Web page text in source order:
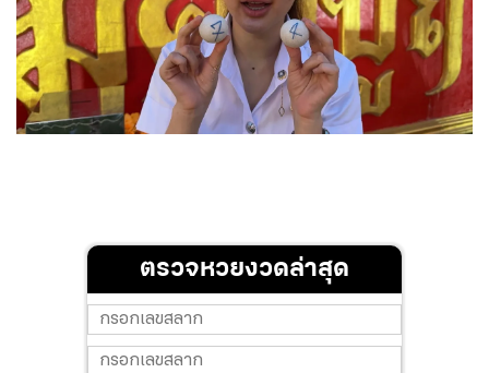
ตรวจหวยงวดล่าสุด